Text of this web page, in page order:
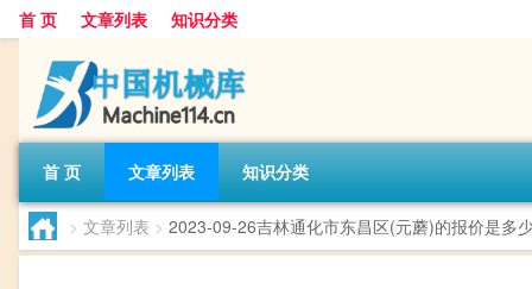
首 页 文章列表 知识分类
首 页 文章列表 知识分类
> 文章列表 > 2023-09-26吉林通化市东昌区(元蘑)的报价是多